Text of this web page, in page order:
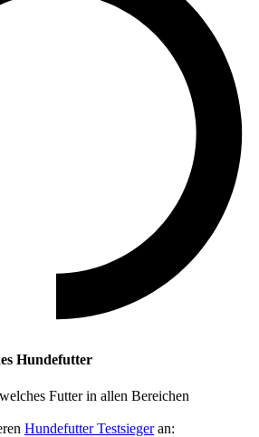
Hundefutter
Futter in allen Bereichen
Hundefutter Testsiegeran: